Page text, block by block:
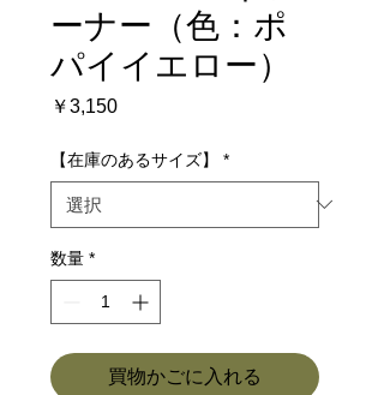
ーナー（色：ポ
パイイエロー）
￥3,150価
【在庫のあるサイズ】 *
数量 *
買物かごに入れる